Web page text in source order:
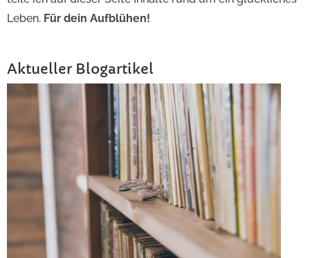
Leben. Für dein Aufblühen!
Aktueller Blogartikel